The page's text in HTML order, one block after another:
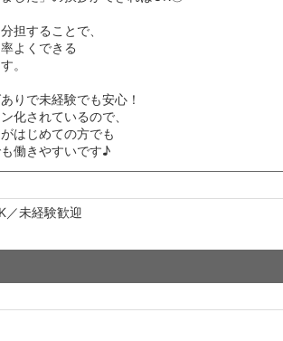
担することで、
よくできる
。
りで未経験でも安心！
化されているので、
はじめての方でも
働きやすいです♪
／未経験歓迎